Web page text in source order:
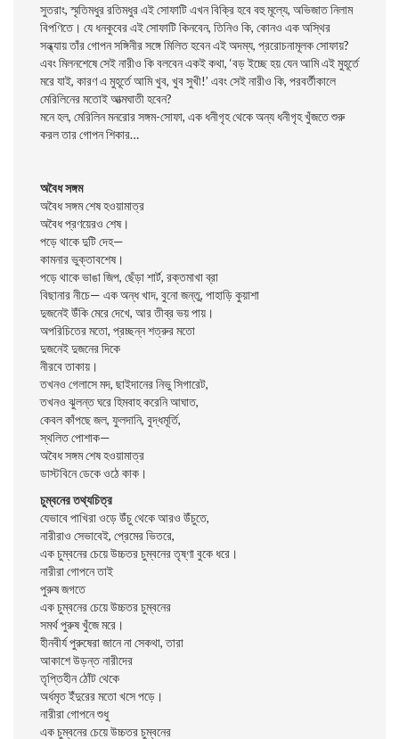
সুতরাং, স্মৃতিমধুর রতিমধুর এই সোফাটি এখন বিক্রি হবে বহু মূল্যে, অভিজাত নিলাম
বিপণিতে। যে ধনকুবের এই সোফাটি কিনবেন, তিনিও কি, কোনও এক অস্থির
সন্ধ্যায় তাঁর গোপন সঙ্গিনীর সঙ্গে মিলিত হবেন এই অদম্য, প্ররোচনামূলক সোফায়?
এবং মিলনশেষে সেই নারীও কি বলবেন একই কথা, ‘বড় ইচ্ছে হয় যেন আমি এই মুহূর্তে
মরে যাই, কারণ এ মুহূর্তে আমি খুব, খুব সুখী!’ এবং সেই নারীও কি, পরবর্তীকালে
মেরিলিনের মতোই আত্মঘাতী হবেন?
মনে হল, মেরিলিন মনরোর সঙ্গম-সোফা, এক ধনীগৃহ থেকে অন্য ধনীগৃহ খুঁজতে শুরু
করল তার গোপন শিকার…
অবৈধ সঙ্গম
অবৈধ সঙ্গম শেষ হওয়ামাত্র
অবৈধ প্রণয়েরও শেষ।
পড়ে থাকে দুটি দেহ—
কামনার ভুক্তাবশেষ।
পড়ে থাকে ভাঙা জিপ, ছেঁড়া শার্ট, রক্তমাখা ব্রা
বিছানার নীচে— এক অন্ধ খাদ, বুনো জন্তু, পাহাড়ি কুয়াশা
দুজনেই উঁকি মেরে দেখে, আর তীব্র ভয় পায়।
অপরিচিতের মতো, প্রচ্ছন্ন শত্রুর মতো
দুজনেই দুজনের দিকে
নীরবে তাকায়।
তখনও গেলাসে মদ, ছাইদানের নিভু সিগারেট,
তখনও ঝুলন্ত ঘরে হিমবাহ করেনি আঘাত,
কেবল কাঁপছে জল, ফুলদানি, বুদ্ধমূর্তি,
স্থলিত পোশাক—
অবৈধ সঙ্গম শেষ হওয়ামাত্র
ডাস্টবিনে ডেকে ওঠে কাক।
চুম্বনের তথ্যচিত্র
যেভাবে পাখিরা ওড়ে উঁচু থেকে আরও উঁচুতে,
নারীরাও সেভাবেই, প্রেমের ভিতরে,
এক চুম্বনের চেয়ে উচ্চতর চুম্বনের তৃষ্ণা বুকে ধরে।
নারীরা গোপনে তাই
পুরুষ জগতে
এক চুম্বনের চেয়ে উচ্চতর চুম্বনের
সমর্থ পুরুষ খুঁজে মরে।
হীনবীর্য পুরুষেরা জানে না সেকথা, তারা
আকাশে উড়ন্ত নারীদের
তৃপ্তিহীন ঠোঁট থেকে
অর্ধমৃত ইঁদুরের মতো খসে পড়ে।
নারীরা গোপনে শুধু
এক চুম্বনের চেয়ে উচ্চতর চুম্বনের